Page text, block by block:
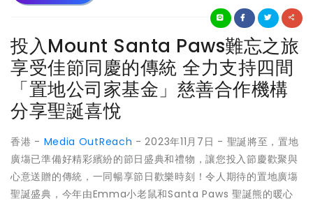
投入Mount Santa Paws難忘之旅
享受佳節同慶的傳統 全力支持四間
「置地公司家基金」慈善合作機構
分享聖誕喜悅
香港 - Media OutReach - 2023年11月7日 - 聖誕將至，置地
廣塲已準備好精彩繽紛的節日盛典和禮物，讓您投入節慶歡聚與
心意送贈的傳統，一同暢享節日歡樂時刻！令人期待的置地廣塲
聖誕盛典，今年由Emma小老鼠和Santa Paws 聖誕熊的暖心